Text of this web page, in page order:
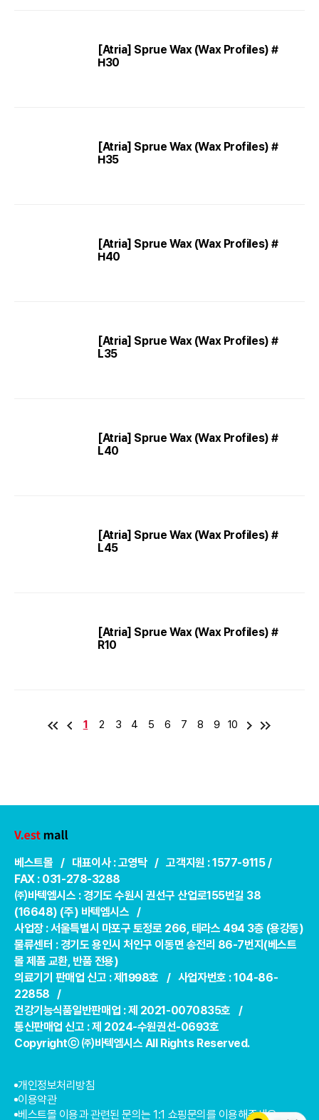
[Atria] Sprue Wax (Wax Profiles) #
H30
[Atria] Sprue Wax (Wax Profiles) #
H35
[Atria] Sprue Wax (Wax Profiles) #
H40
[Atria] Sprue Wax (Wax Profiles) #
L35
[Atria] Sprue Wax (Wax Profiles) #
L40
[Atria] Sprue Wax (Wax Profiles) #
L45
[Atria] Sprue Wax (Wax Profiles) #
R10
1 2 3 4 5 6 7 8 9 10
베스트몰 / 대표이사 : 고영탁 / 고객지원 : 1577-9115 /
FAX : 031-278-3288
㈜바텍엠시스 : 경기도 수원시 권선구 산업로155번길 38
(16648) (주) 바텍엠시스 /
사업장 : 서울특별시 마포구 토정로 266, 테라스 494 3층 (용강동)
물류센터 : 경기도 용인시 처인구 이동면 송전리 86-7번지(베스트
몰 제품 교환, 반품 전용)
의료기기 판매업 신고 : 제1998호 / 사업자번호 : 104-86-
22858 /
건강기능식품일반판매업 : 제 2021-0070835호 /
통신판매업 신고 : 제 2024-수원권선-0693호
Copyrightⓒ ㈜바텍엠시스 All Rights Reserved.
개인정보처리방침
이용약관
베스트몰 이용과 관련된 문의는 1:1 쇼핑문의를 이용해주세요.